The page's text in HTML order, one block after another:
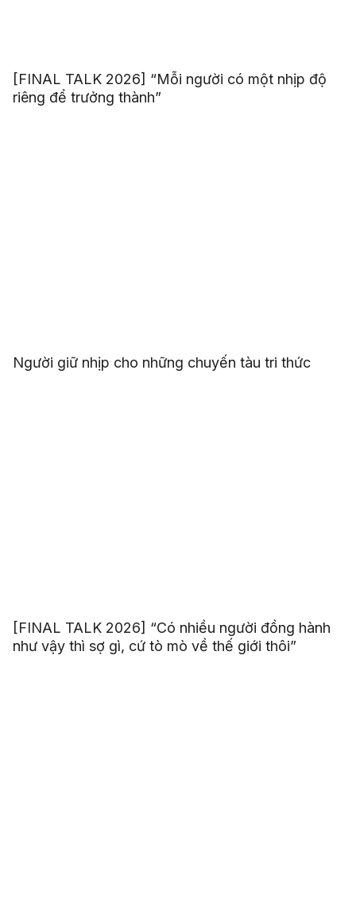
[FINAL TALK 2026] “Mỗi người có một nhịp độ
riêng để trưởng thành”
Người giữ nhịp cho những chuyến tàu tri thức
[FINAL TALK 2026] “Có nhiều người đồng hành
như vậy thì sợ gì, cứ tò mò về thế giới thôi”